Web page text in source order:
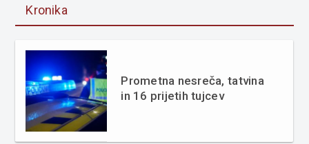
Kronika
Prometna nesreča, tatvina
in 16 prijetih tujcev